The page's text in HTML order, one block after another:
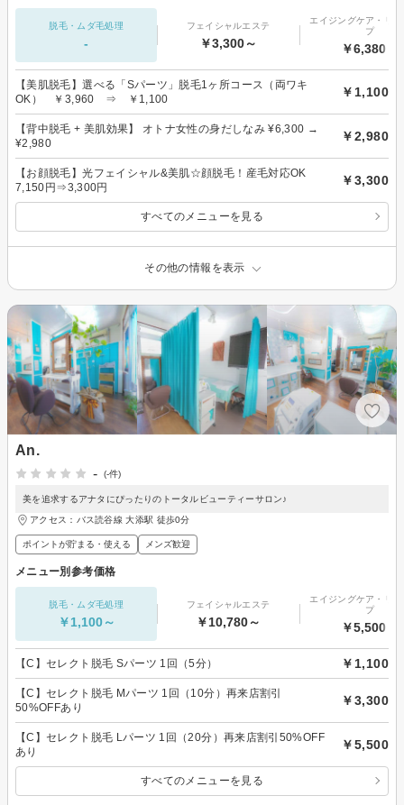
脱毛・ムダ毛処理
-
フェイシャルエステ
￥3,300～
エイジングケア・リ
プ
￥6,380～
【美肌脱毛】選べる「Sパーツ」脱毛1ヶ所コース（両ワキ
OK） ￥3,960 ⇒ ￥1,100
￥1,100
【背中脱毛 + 美肌効果】 オトナ女性の身だしなみ ¥6,300 →
¥2,980
￥2,980
【お顔脱毛】光フェイシャル&美肌☆顔脱毛！産毛対応OK
7,150円⇒3,300円
￥3,300
すべてのメニューを見る
その他の情報を表示
An.
-
(-件)
美を追求するアナタにぴったりのトータルビューティーサロン♪
アクセス：バス読谷線 大添駅 徒歩0分
ポイントが貯まる・使える メンズ歓迎
メニュー別参考価格
脱毛・ムダ毛処理
￥1,100～
フェイシャルエステ
￥10,780～
エイジングケア・リ
プ
￥5,500～
【C】セレクト脱毛 Sパーツ 1回（5分） ￥1,100
【C】セレクト脱毛 Mパーツ 1回（10分）再来店割引
50%OFFあり
￥3,300
【C】セレクト脱毛 Lパーツ 1回（20分）再来店割引50%OFF
あり
￥5,500
すべてのメニューを見る